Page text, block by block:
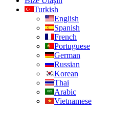
Turkish
English
Spanish
French
Portuguese
German
Russian
Korean
Thai
Arabic
Vietnamese